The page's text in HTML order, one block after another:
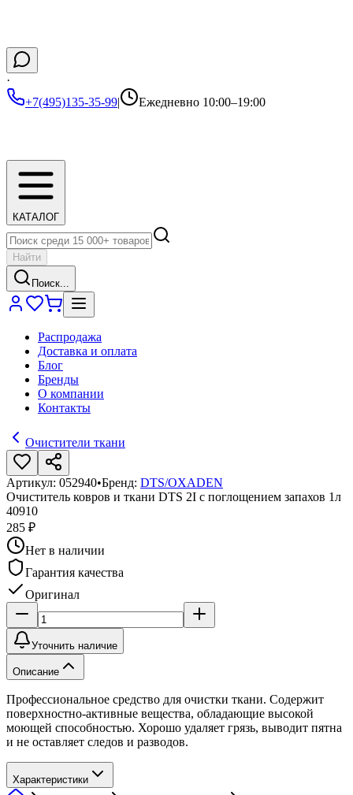
·
+7(495)135-35-99| Ежедневно 10:00–19:00
КАТАЛОГ
Найти
Поиск...
Распродажа
Доставка и оплата
Блог
Бренды
О компании
Контакты
Очистители ткани
Артикул: 052940•Бренд: DTS/OXADEN
Очиститель ковров и ткани DTS 2I с поглощением запахов 1л
40910
285 ₽
Нет в наличии
Гарантия качества
Оригинал
Уточнить наличие
Описание
Профессиональное средство для очистки ткани. Содержит
поверхностно-активные вещества, обладающие высокой
моющей способностью. Хорошо удаляет грязь, выводит пятна
и не оставляет следов и разводов.
Характеристики